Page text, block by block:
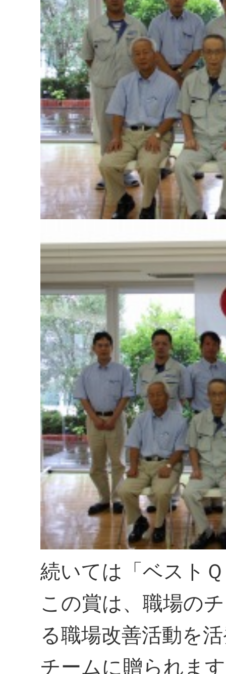
続いては「ベスト
この賞は、職場の
る職場改善活動を
チームに贈られま